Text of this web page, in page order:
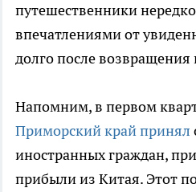
путешественники
впечатлениями от
долго после возвращения
Напомним, в первом
Приморский край принял
иностранных граждан,
прибыли из Китая. Этот